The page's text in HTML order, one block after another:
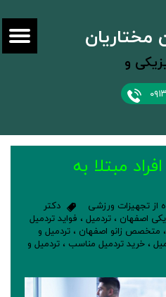
مختاریان
و
مبتلا به
از تجهیزات ورزشی
دکتر
اصفهان ، تردمیل ، فواید تردمیل
، متخصص زانو اصفهان ، تردمیل و
، خرید تردمیل مناسب ، تردمیل و